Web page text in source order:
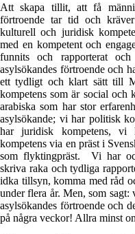
Att skapa tillit, att få
förtroende tar tid och
kulturell och juridisk
med en kompetent och
funnits och rapporterat
asylsökandes förtroende och
ett tydligt och klart sätt till
kompetens som är social och
arabiska som har stor
asylsökande; vi har politisk
har juridisk kompetens, vi
kompetens via en präst i
som flyktingpräst. Vi har
skriva raka och tydliga
idka tillsyn, komma med råd
under flera år. Men, som sagt:
asylsökandes förtroende och
på några veckor! Allra minst